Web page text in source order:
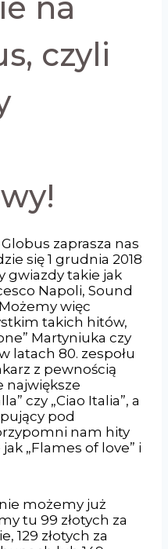
czyli
zaprasza nas
się 1 grudnia 2018
gwiazdy takie jak
Napoli, Sound
więc
takich hitów,
Martyniuka czy
latach 80. zespołu
z pewnością
największe
czy „Ciao Italia”, a
pod
nam hity
„Flames of love” i
możemy już
tu 99 złotych za
129 złotych za